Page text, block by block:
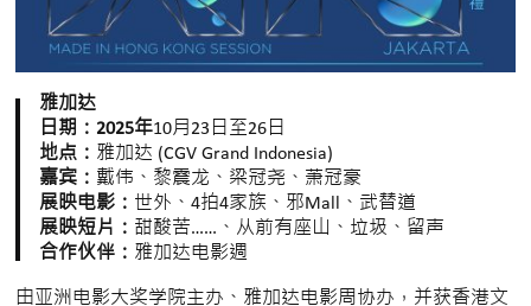
雅加达
日期： 2025年10月23日至26日
地点： 雅加达 (CGV Grand Indonesia)
嘉宾： 戴伟、黎震龙、梁冠尧、萧冠豪
展映电影： 世外、4拍4家族、邪Mall、武替道
展映短片： 甜酸苦……、从前有座山、垃圾、留声
合作伙伴： 雅加达电影週
由亚洲电影大奖学院主办、雅加达电影周协办，并获香港文